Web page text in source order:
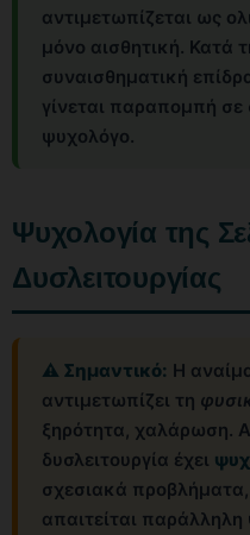
αντιμετωπίζεται ως
μόνο αισθητική. Κατά
συναισθηματική
γίνεται παραπομπή σε
ψυχολόγο.
Ψυχολογία της
Δυσλειτουργίας
⚠ Σημαντικό: Η
αντιμετωπίζει τη
ξηρότητα, χαλάρωση.
δυσλειτουργία έχει
σχεσιακά προβλήματα,
απαιτείται